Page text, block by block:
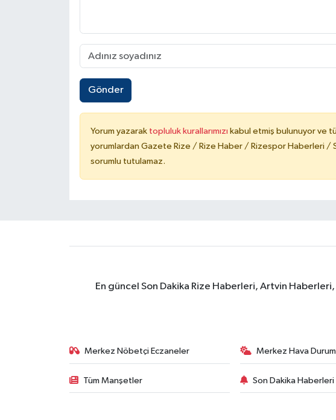
Gönder
Yorum yazarak topluluk kurallarımızı kabul etmiş bulunuyor ve
yorumlardan Gazete Rize / Rize Haber / Rizespor Haberleri /
sorumlu tutulamaz.
En güncel Son Dakika Rize Haberleri, Artvin
Merkez Nöbetçi Eczaneler Merkez Hava
Tüm Manşetler Son Dakika Haberleri